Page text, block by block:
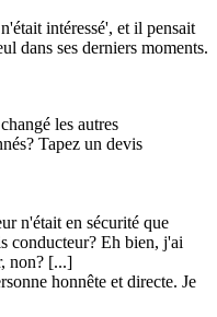
intéressé', et il pensait
dans ses derniers moments.
les autres
Tapez un devis
n'était en sécurité que
conducteur? Eh bien, j'ai
non? [...]
honnête et directe. Je